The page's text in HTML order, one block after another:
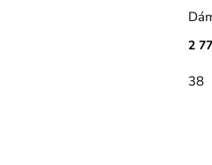
2
38